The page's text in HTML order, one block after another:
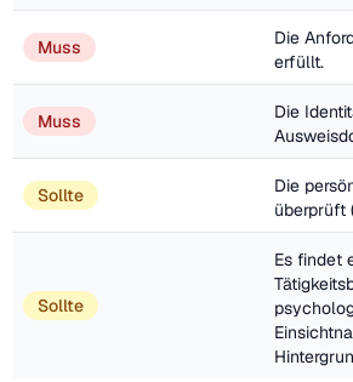
Muss
Die
erfüllt.
Muss
Die
Sollte
Die
überprüft
Sollte
Es findet